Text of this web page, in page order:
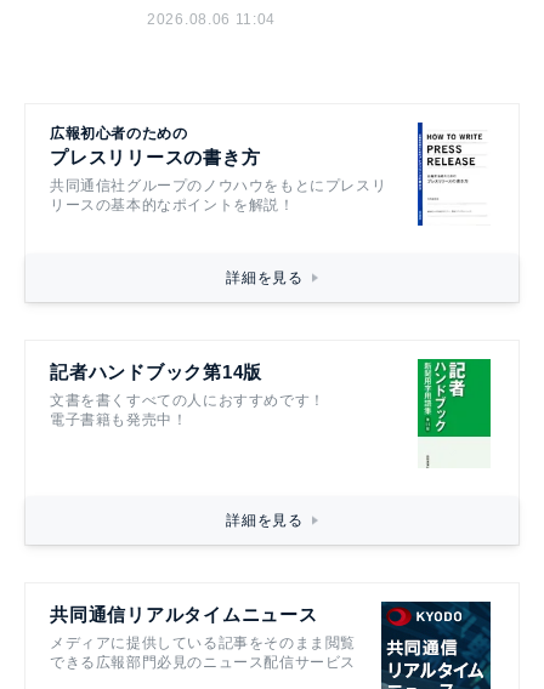
2026.08.06 11:04
広報初心者のための
プレスリリースの書き方
共同通信社グループのノウハウをもとにプレスリ
リースの基本的なポイントを解説！
詳細を見る
記者ハンドブック第14版
文書を書くすべての人におすすめです！
電子書籍も発売中！
詳細を見る
共同通信リアルタイムニュース
メディアに提供している記事をそのまま閲覧
できる広報部門必見のニュース配信サービス